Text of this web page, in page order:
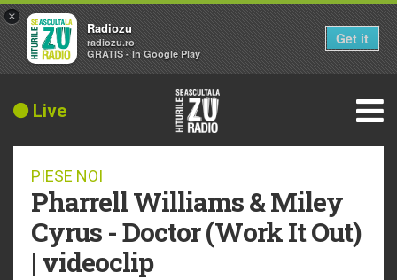
Live
PIESE NOI
Pharrell Williams & Miley
Cyrus - Doctor (Work It Out)
| videoclip
×
Radiozu
radiozu.ro
GRATIS - In Google Play
Get it